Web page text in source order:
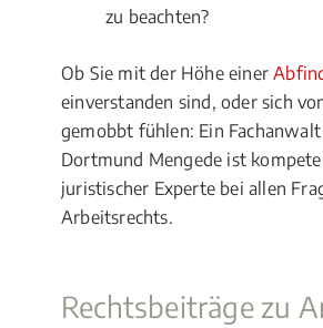
zu beachten?
Ob Sie mit der Höhe einer
einverstanden sind, oder sich
gemobbt fühlen: Ein
Dortmund Mengede ist
juristischer Experte bei allen
Arbeitsrechts.
Rechtsbeiträge zu